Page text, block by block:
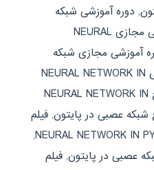
, دوره آموزشی شبکه
دوره آموزشی مجازی NEURAL
آموزشی مجازی شبکه
فیلم آموزشی NEURAL NETWORK IN
فیلم آموزشی جامع NEURAL NETWORK IN
شبکه عصبی در پایتون, فیلم
,
عصبی در پایتون, فیلم